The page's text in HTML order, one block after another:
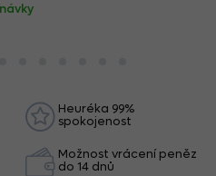
Heuréka 99%
spokojenost
Možnost vrácení peněz
do 14 dnů